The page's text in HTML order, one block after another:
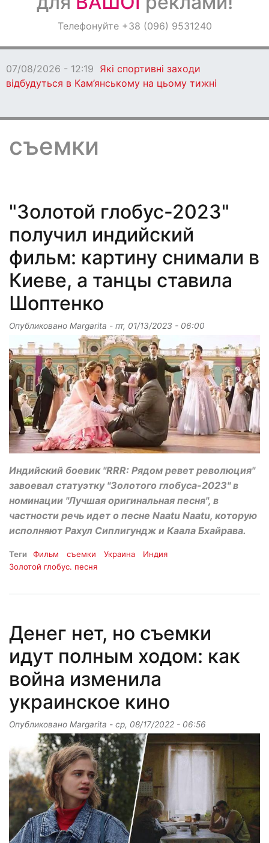
ОголошенняТелефонуйте +38 (096) 9531240
07/08/2026 - 11:32
Зміна імені в Україні: Мін’юст
відповідає на найпоширеніші запитання
съемки
"Золотой глобус-2023"
получил индийский
фильм: картину снимали в
Киеве, а танцы ставила
Шоптенко
Опубликовано Margarita - пт, 01/13/2023 - 06:00
Индийский боевик "RRR: Рядом ревет революция"
завоевал статуэтку "Золотого глобуса-2023" в
номинации "Лучшая оригинальная песня", в
частности речь идет о песне Naatu Naatu, которую
исполняют Рахул Сиплигундж и Каала Бхайрава.
Теги Фильм съемки Украина
Индия
Золотой глобус. песня
Денег нет, но съемки
идут полным ходом: как
война изменила
украинское кино
Опубликовано Margarita - ср, 08/17/2022 - 06:56